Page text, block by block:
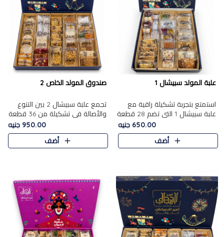
علبة المولد سبيشال 1
استمتع بتجربة تشكيلة راقية مع
علبة سبيشال 1 التي تضم 28 قطعة
من تشكيلة مختارة بعناية من أفخر
حلويات المولد المصرية الأصلية
الشرقية. تحتوي ال..
650.00 جنيه
أضف
صندوق المولد الخاص 2
تجمع علبة سبيشال 2 بين التنوع
والأصالة في تشكيلة من 36 قطعة
تضم أشهر حلويات المولد الشرقية.
تحتوي العلبة على الجزرية بالفول،
والجزرية بالبن..
950.00 جنيه
أضف